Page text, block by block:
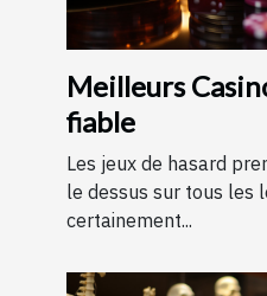
Meilleurs
fiable
Les jeux de hasard
le dessus sur tous les
certainement...